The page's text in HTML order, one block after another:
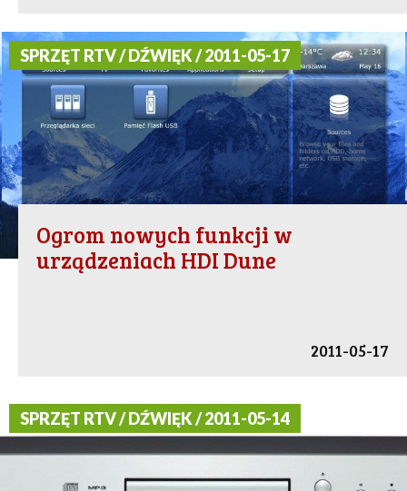
SPRZĘT RTV / DŹWIĘK / 2011-05-17
Ogrom nowych funkcji w
urządzeniach HDI Dune
2011-05-17
SPRZĘT RTV / DŹWIĘK / 2011-05-14